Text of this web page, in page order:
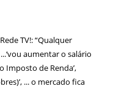
TV!: “Qualquer
aumentar o salário
Imposto de Renda’,
... o mercado fica